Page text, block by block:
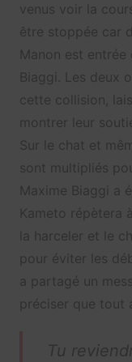
venus voir la
être stoppée car
Manon est
Biaggi. Les deux
cette collision,
montrer leur
Sur le chat et
sont multipliés
Maxime Biaggi a
Kameto répètera
la harceler et le
pour éviter les
a partagé un
préciser que tout
Tu